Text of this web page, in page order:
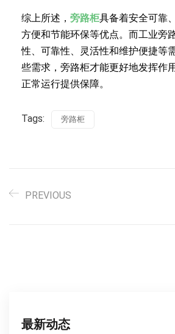
综上所述， 旁路柜具备着安全可靠
方便和节能环保等优点。而工业旁
性、可靠性、灵活性和维护便捷等
些需求，旁路柜才能更好地发挥作
正常运行提供保障。
Tags: 旁路柜
PREVIOUS
最新动态